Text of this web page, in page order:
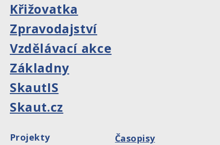
Křižovatka
Zpravodajství
Vzdělávací akce
Základny
SkautIS
Skaut.cz
Projekty Časopisy